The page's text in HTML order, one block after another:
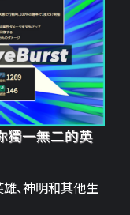
獨一無二的英
、神明和其他生